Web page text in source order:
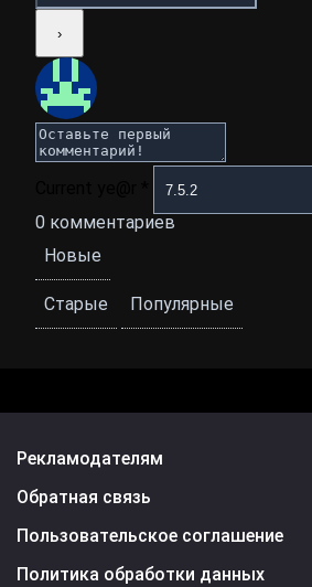
0 комментариев
Новые
Старые Популярные
Рекламодателям
Обратная связь
Пользовательское соглашение
Политика обработки данных